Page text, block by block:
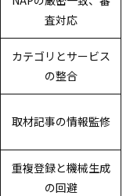
査対応
カテゴリとサービス
の整合
取材記事の情報監修
重複登録と機械生成
の回避